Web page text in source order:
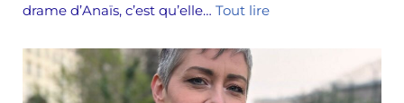
drame d’Anaïs, c’est qu’elle… Tout lire